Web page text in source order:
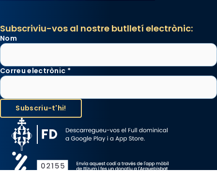
Subscriviu-vos al nostre butlletí electrònic:
Nom
Correu electrònic *